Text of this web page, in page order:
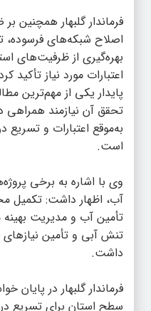
فرماندار گلبهار
اصلاح شبکه‌های فرسوده،
بهره‌گیری از ظرفیت‌های
اعتبارات مورد نیاز تأکید
پایدار یکی از مهم‌ترین
تحقق آن نیازمند
به‌موقع اعتبارات و تسریع
است.
وی با اشاره به برخی
آب، اظهار داشت: تکمیل
تأمین آب و مدیریت
تنش آبی و تأمین
داشت.
فرماندار گلبهار در پایان
سطح استان برای تسریع